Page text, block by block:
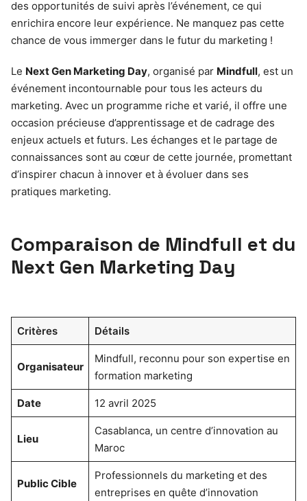
des opportunités de suivi après l’événement, ce qui
enrichira encore leur expérience. Ne manquez pas cette
chance de vous immerger dans le futur du marketing !
Le Next Gen Marketing Day, organisé par Mindfull, est un
événement incontournable pour tous les acteurs du
marketing. Avec un programme riche et varié, il offre une
occasion précieuse d’apprentissage et de cadrage des
enjeux actuels et futurs. Les échanges et le partage de
connaissances sont au cœur de cette journée, promettant
d’inspirer chacun à innover et à évoluer dans ses
pratiques marketing.
Comparaison de Mindfull et du
Next Gen Marketing Day
Critères Détails
Organisateur
Mindfull, reconnu pour son expertise en
formation marketing
Date 12 avril 2025
Lieu
Casablanca, un centre d’innovation au
Maroc
Public Cible
Professionnels du marketing et des
entreprises en quête d’innovation